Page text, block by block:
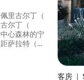
尔丁（
心森林的宁
客房 ｜